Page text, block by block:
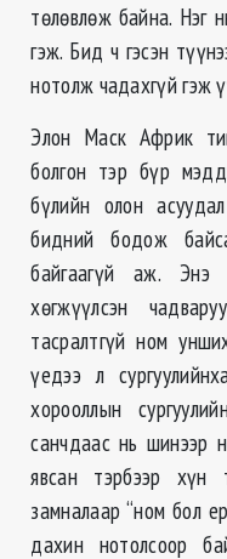
төлөвлөж байна. Нэг
гэж. Бид ч гэсэн
нотолж чадахгүй гэж
Элон Маск Африк
болгон тэр бүр
бүлийн олон
бидний бодож
байгаагүй аж.
хөгжүүлсэн
тасралтгүй ном
үедээ л
хорооллын
санчдаас нь шинээр
явсан тэрбээр хүн
замналаар “ном бол
дахин нотолсоор